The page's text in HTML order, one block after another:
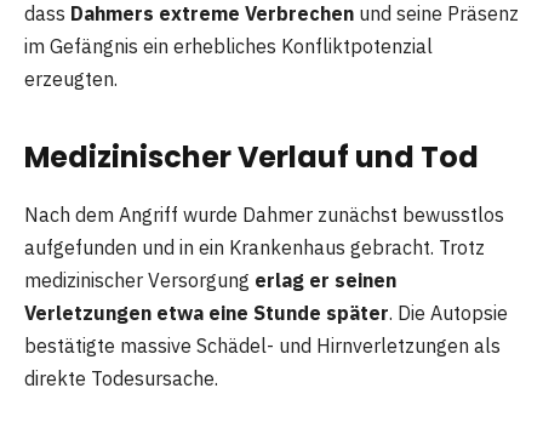
dass Dahmers extreme Verbrechen und seine Präsenz
im Gefängnis ein erhebliches Konfliktpotenzial
erzeugten.
Medizinischer Verlauf und Tod
Nach dem Angriff wurde Dahmer zunächst bewusstlos
aufgefunden und in ein Krankenhaus gebracht. Trotz
medizinischer Versorgung erlag er seinen
Verletzungen etwa eine Stunde später. Die Autopsie
bestätigte massive Schädel- und Hirnverletzungen als
direkte Todesursache.